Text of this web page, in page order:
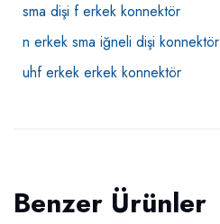
sma dişi f erkek konnektör
n erkek sma iğneli dişi konnektör
uhf erkek erkek konnektör
Benzer Ürünler